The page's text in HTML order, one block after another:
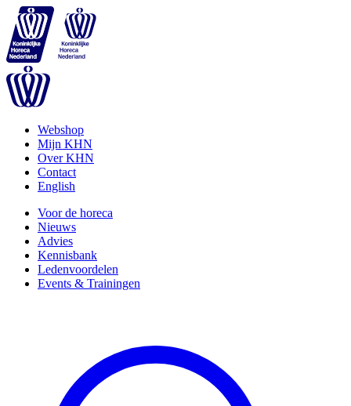
Webshop
Mijn KHN
Over KHN
Contact
English
Voor de horeca
Nieuws
Advies
Kennisbank
Ledenvoordelen
Events & Trainingen